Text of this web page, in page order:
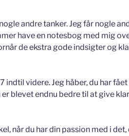
andre tanker. Jeg får nogle
have en notesbog med mig
de ekstra gode indsigter og
indtil videre. Jeg håber, du har
er blevet endnu bedre til at give
når du har din passion med i